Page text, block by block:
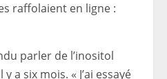
raffolaient en ligne :
parler de l’inositol
a six mois. « J’ai essayé